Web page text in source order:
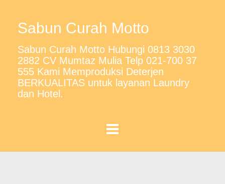
Sabun Curah Motto
Sabun Curah Motto Hubungi 0813 3030
2882 CV Mumtaz Mulia Telp 021-700 37
555 Kami Memproduksi Deterjen
BERKUALITAS untuk layanan Laundry
dan Hotel.